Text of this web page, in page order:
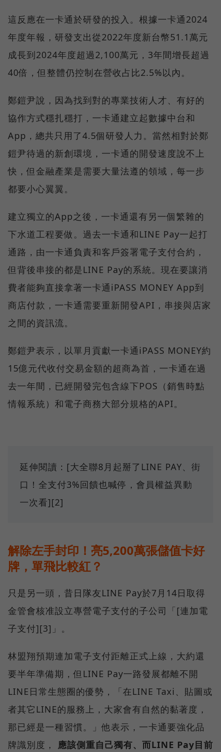
這反應在一卡通於研發的投入。根據一卡通2024
年度年報，研發支出從2022年度新台幣51.1萬元
成長到2024年度超過2,100萬元，3年間增長超過
40倍，但整體仍控制在營收占比2.5%以內。
鄭鎧尹說，因為找到對的專業技術人才、有好的
協作方式穩扎穩打，一卡通建立起數據中台和
App，總共只用了4.5個研發人力。當然相對於鄭
鎧尹待過的新創環境，一卡通的開發速度說不上
快，但金融產業是需要大量法遵的領域，每一步
都要小心翼翼。
建立獨立的App之後，一卡通還有另一個繁雜的
下水道工程要做。過去一卡通和LINE Pay一起打
通路，由一卡通負責和客戶簽署電子支付合約，
但背後串接的都是LINE Pay的系統。現在要讓消
費者能夠直接拿著一卡通iPASS MONEY App到
商店付款，一卡通需要重新開發API，串接與店家
之間的資訊流。
鄭鎧尹表示，以單月貢獻一卡通iPASS MONEY約
15億元代收付交易金額的超商為首，一卡通在過
去一年間，已經開發完包含線下POS（銷售時點
情報系統）和電子商務大部分規格的API。
延伸閱讀：[大全聯8月起掰了LINE PAY、街
口！全支付3%回饋也喊停，會員權益異動
一次看][2]
解除左手封印！亮5,200萬張儲值卡好
牌，單飛比較紅？
只是另一頭，昔日隊友LINE Pay於7月14日取得
金管會核准設立專營電子支付的子公司「[連加電
子支付][3]」。
林盟翔預期連加電子支付距離正式上線，大約還
要半年準備期，但LINE Pay一路發展都離不開
LINE日常生態圈的優勢，「在LINE Taxi、貼圖或
者其它LINE的服務上，大家會有自然的黏著度，
那已經是一種習慣。」他表示，一卡通要強化品
牌識別度， 應該側重自己獨有、而LINE Pay目前